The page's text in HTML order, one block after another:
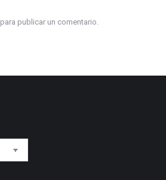
para publicar un comentario.